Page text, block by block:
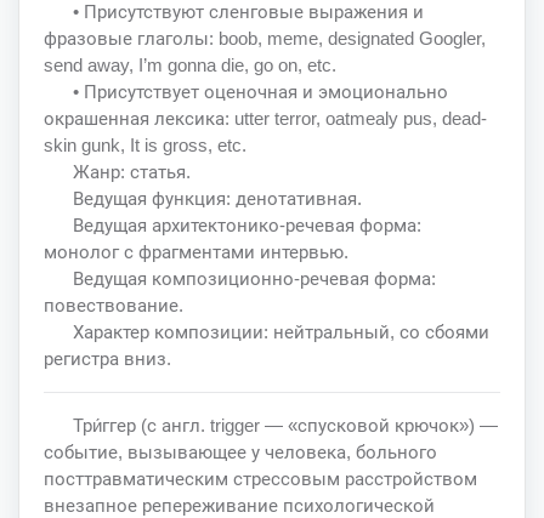
• Присутствуют сленговые выражения и
фразовые глаголы: boob, meme, designated Googler,
send away, I’m gonna die, go on, etc.
• Присутствует оценочная и эмоционально
окрашенная лексика: utter terror, oatmealy pus, dead-
skin gunk, It is gross, etc.
Жанр: статья.
Ведущая функция: денотативная.
Ведущая архитектонико-речевая форма:
монолог с фрагментами интервью.
Ведущая композиционно-речевая форма:
повествование.
Характер композиции: нейтральный, со сбоями
регистра вниз.
Три́ггер (с англ. trigger — «спусковой крючок») —
событие, вызывающее у человека, больного
посттравматическим стрессовым расстройством
внезапное репереживание психологической